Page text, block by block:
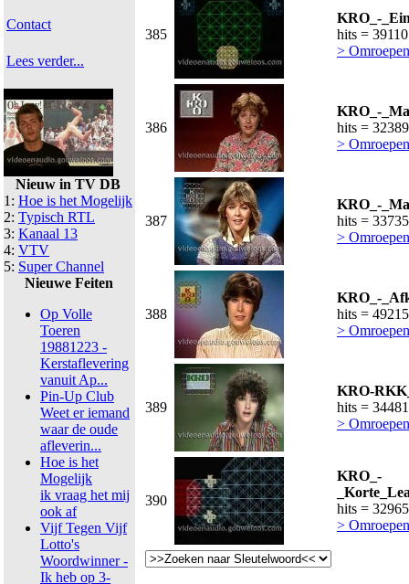
Contact
Lees verder...
Nieuw in TV DB
1: Hoe is het Mogelijk
2: Typisch RTL
3: Kanaal 13
4: VTV
5: Super Channel
Nieuwe Feiten
Op Volle
Toeren
19881223 -
Kerstaflevering
vanuit Ap...
Pin-Up Club
Weet er iemand
waar de oude
afleverin...
Hoe is het
Mogelijk
ik vraag het mij
ook af
Vijf Tegen Vijf
Lotto's
Woordwinner -
Ik heb op 3-
385
KRO_-
hits = 39110
>
386
KRO_-
hits = 32389
>
387
KRO_-
hits = 33735
>
388
KRO_-
hits = 49215
>
389
KRO-
hits = 34481
>
390
KRO_-
hits = 32965
>